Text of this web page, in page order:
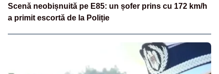
Scenă neobișnuită pe E85: un șofer prins cu 172 km/h
a primit escortă de la Poliție